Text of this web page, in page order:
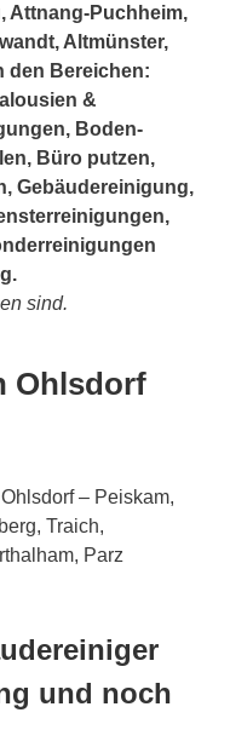
Attnang-Puchheim,
Altmünster,
den Bereichen:
&
Boden-
Büro putzen,
Gebäudereinigung,
sind.
Ohlsdorf
– Peiskam,
Traich,
Parz
und noch